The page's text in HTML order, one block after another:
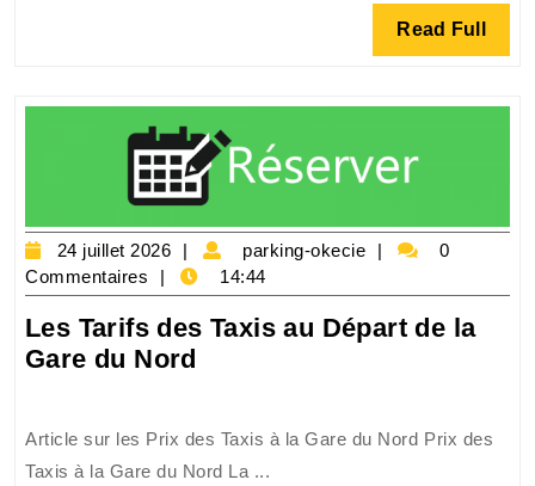
du
Nord
Gare
de
Lyon
à
Paris
Read Full Read
Full
24 juillet 2026
24
juillet
2026
parking-okecie
parking-
0
Commentaires
14:44
Les Tarifs des Taxis au Départ de la
Gare du Nord
Taxis
Article sur les Prix des Taxis à la Gare du Nord Prix des
Taxis à la Gare du Nord La ...